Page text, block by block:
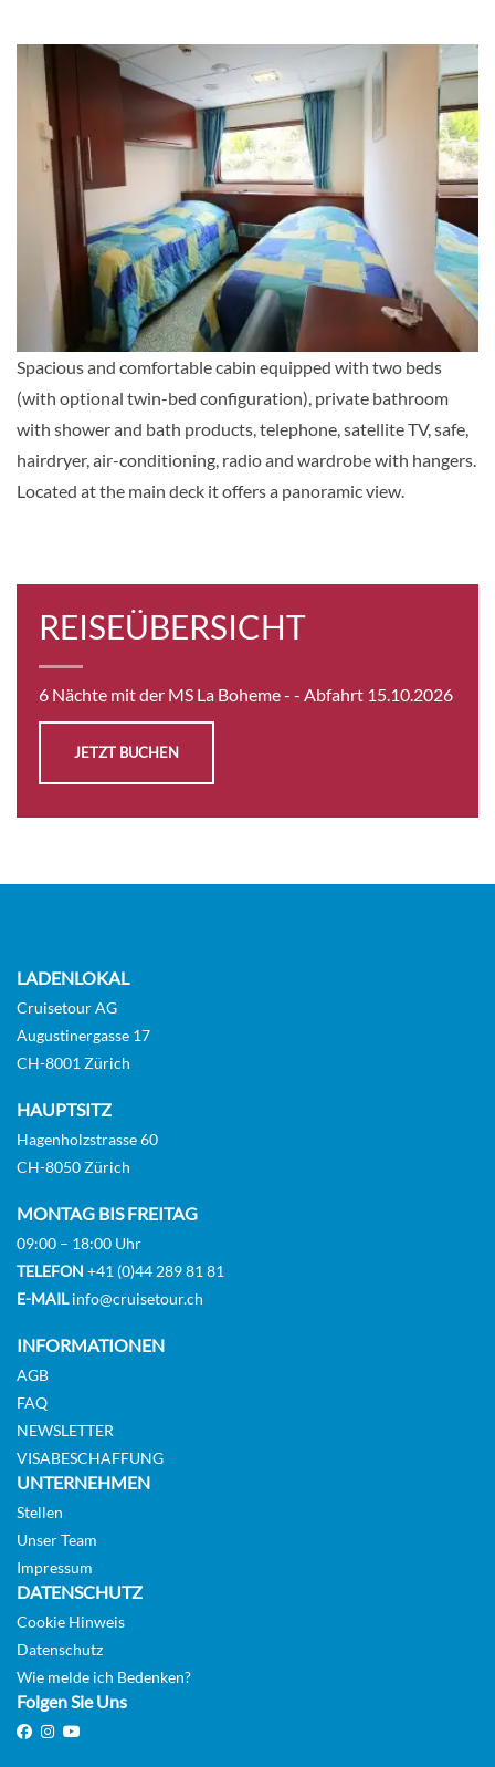
AUSWÄHLEN
KABINE
MAIN DECK 2 BEDS CAT B-[B_TWN_PP]
Deck Main
Aussenkabine
Auf Anfrage
AUSWÄHLEN
KABINE
ANFRAGEN
UPPER DECK 2 BEDS CAT B-[B_TWN_PS]
Auf Anfrage
MAIN DECK 1 SINGLE BED CAT C-[C_SGL_PP]
Deck Main
AUSWÄHLEN
MAIN DECK 1 QUEEN BED SUITE CAT B-[B_SUI_PP]
Spacious and comfortable cabin equipped with two beds
(with optional twin-bed configuration), private bathroom
with shower and bath products, telephone, satellite TV, safe,
hairdryer, air-conditioning, radio and wardrobe with hangers.
Located at the main deck it offers a panoramic view.
REISEÜBERSICHT
6 Nächte mit der MS La Boheme - - Abfahrt 15.10.2026
JETZT BUCHEN
LADENLOKAL
Cruisetour AG
Augustinergasse 17
CH-8001 Zürich
HAUPTSITZ
Hagenholzstrasse 60
CH-8050 Zürich
MONTAG BIS FREITAG
09:00 – 18:00 Uhr
TELEFON +41 (0)44 289 81 81
E-MAILinfo@cruisetour.ch
INFORMATIONEN
AGB
FAQ
NEWSLETTER
VISABESCHAFFUNG
UNTERNEHMEN
Stellen
Unser Team
Impressum
DATENSCHUTZ
Cookie Hinweis
Datenschutz
Wie melde ich Bedenken?
Folgen Sie Uns